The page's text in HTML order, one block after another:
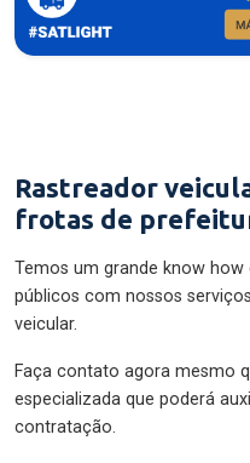
Rastreador
frotas de
Temos um grande know
públicos com nossos
veicular.
Faça contato agora mesmo
especializada que poderá
contratação.